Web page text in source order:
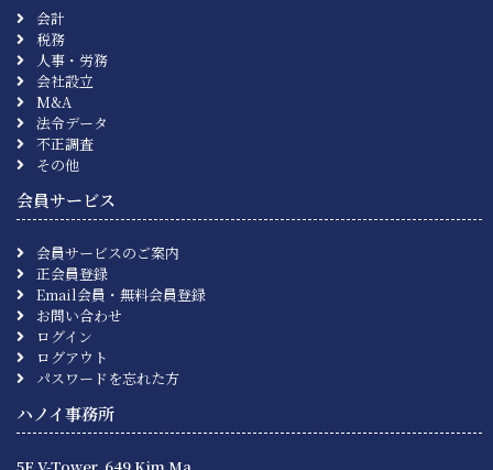
会計
税務
人事・労務
会社設立
M&A
法令データ
不正調査
その他
会員サービス
会員サービスのご案内
正会員登録
Email会員・無料会員登録
お問い合わせ
ログイン
ログアウト
パスワードを忘れた方
ハノイ事務所